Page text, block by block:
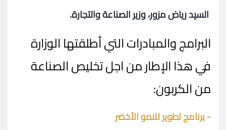
السيد رياض مزور، وزير الصناعة والتجارة.
البرامج والمبادرات التي أطلقتها الوزارة
في هذا الإطار من اجل تخليص الصناعة
من الكربون:
- برنامج تطوير للنمو الأخضر